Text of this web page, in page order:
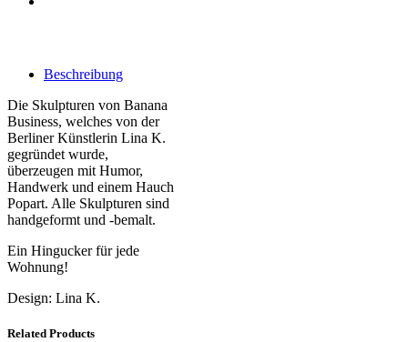
Beschreibung
Die Skulpturen von Banana
Business, welches von der
Berliner Künstlerin Lina K.
gegründet wurde,
überzeugen mit Humor,
Handwerk und einem Hauch
Popart. Alle Skulpturen sind
handgeformt und -bemalt.
Ein Hingucker für jede
Wohnung!
Design: Lina K.
Related Products